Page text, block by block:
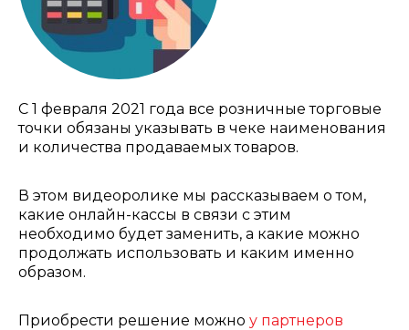
С 1 февраля 2021 года все розничные торговые
точки обязаны указывать в чеке наименования
и количества продаваемых товаров.
В этом видеоролике мы рассказываем о том,
какие онлайн-кассы в связи с этим
необходимо будет заменить, а какие можно
продолжать использовать и каким именно
образом.
Приобрести решение можно у партнеров